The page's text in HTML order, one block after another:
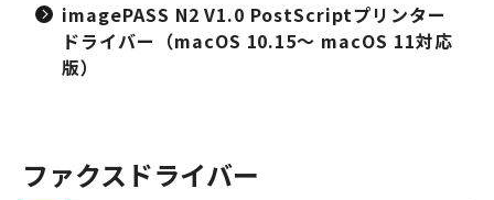
imagePASS N2 V1.0 PostScriptプリンター
ドライバー（macOS 10.15～ macOS 11対応
版）
ファクスドライバー